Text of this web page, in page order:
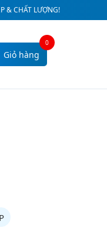
& CHẤT LƯỢNG!
Giỏ hàng
0